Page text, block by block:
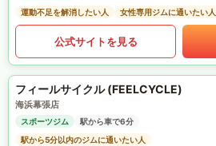
運動不足を解消したい人
女性専用ジムに通いたい人
公式サイトを見る
フィールサイクル (FEELCYCLE)
海浜幕張店
スポーツジム
駅から車で6分
駅から5分以内のジムに通いたい人